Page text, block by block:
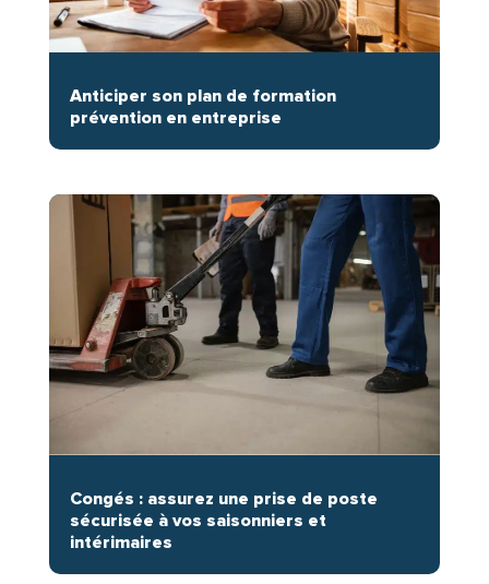
Anticiper son plan de formation
prévention en entreprise
Congés : assurez une prise de poste
sécurisée à vos saisonniers et
intérimaires